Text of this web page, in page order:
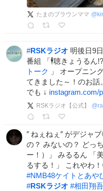
たまのブラウンママ @
#RSKラジオ 明後日9
番組 「🕴️聴きょうるん!?
トーク
」 オープニン
てきました～！のお話
でも ↓ instagram.com/
RSKラジオ【公式】 @
″ ねぇねぇ″ がデジャ
の？ みないの？ どっ
ー！）」 みるるん 「
るする！」 これやわ
#NMB48ケイトとあや
#RSKラジオ #相田翔吾